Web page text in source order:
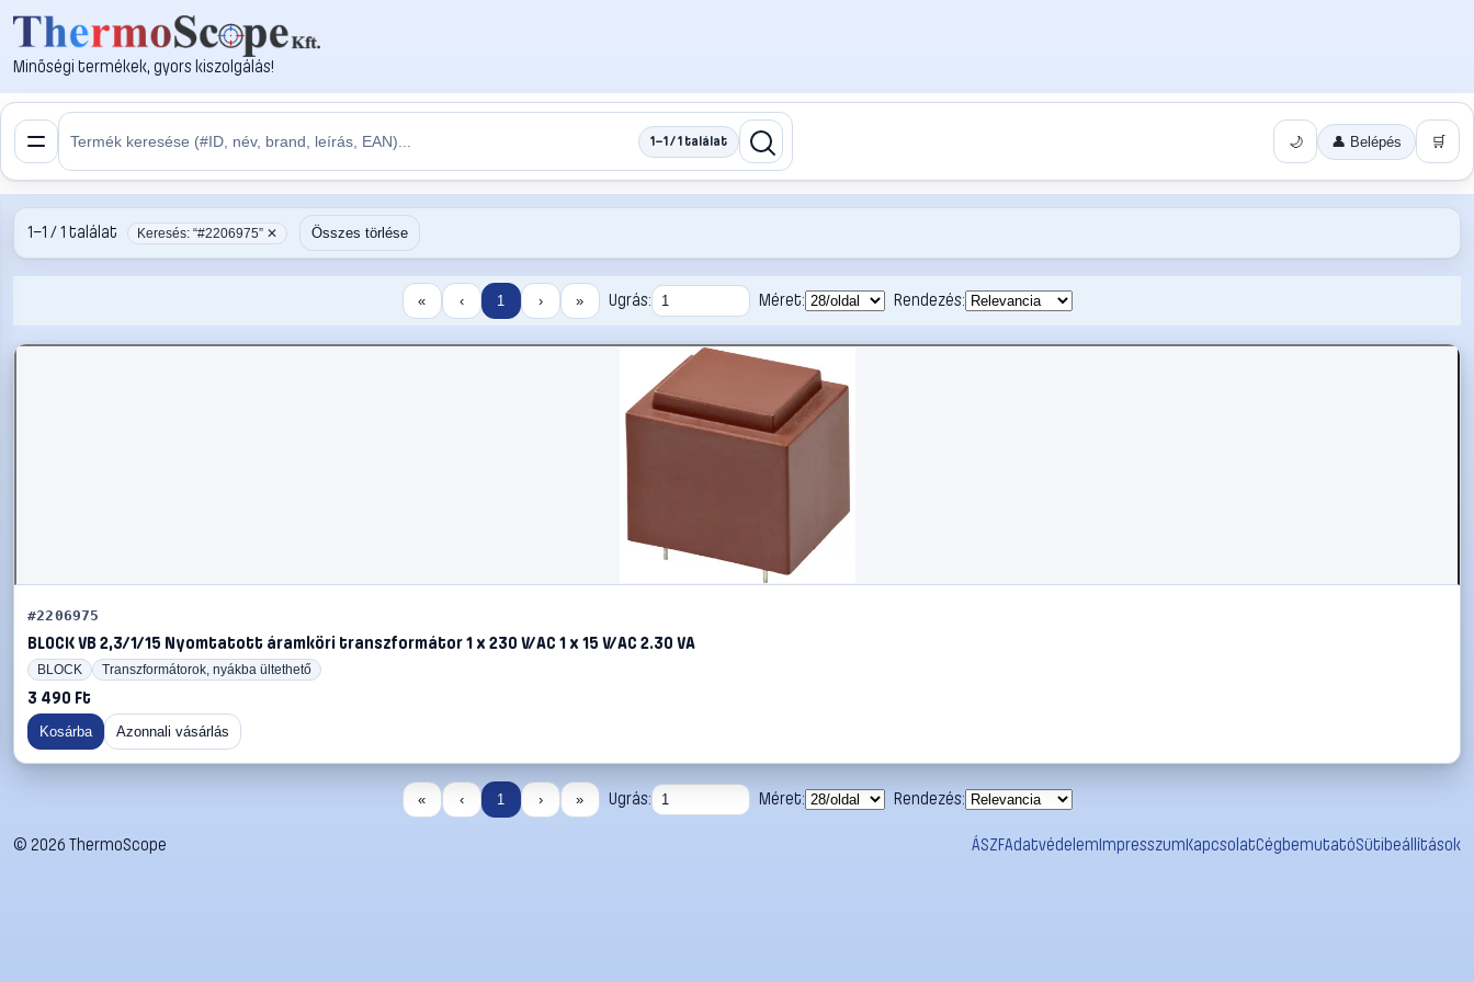
Minőségi termékek, gyors kiszolgálás!
1–1 / 1 találat 🌙 👤 Belépés 🛒
1–1 / 1 találat Keresés: “#2206975” ✕ Összes törlése
« ‹ 1 › » Ugrás: Méret: Rendezés:
#2206975
BLOCK VB 2,3/1/15 Nyomtatott áramköri transzformátor 1 x 230 V/AC 1 x 15 V/AC 2.30 VA
BLOCK Transzformátorok, nyákba ültethető
3 490 Ft
Kosárba Azonnali vásárlás
« ‹ 1 › » Ugrás: Méret: Rendezés:
© 2026 ThermoScope ÁSZFAdatvédelemImpresszumKapcsolatCégbemutatóSütibeállítások